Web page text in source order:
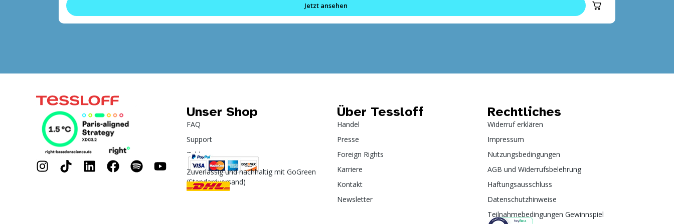
Jetzt ansehen
Unser Shop
FAQ
Support
Zahlung
Zuverlässig und nachhaltig mit GoGreen
(Standardversand)
Über Tessloff
Handel
Presse
Foreign Rights
Karriere
Kontakt
Newsletter
Rechtliches
Widerruf erklären
Impressum
Nutzungsbedingungen
AGB und Widerrufsbelehrung
Haftungsausschluss
Datenschutzhinweise
Teilnahmebedingungen Gewinnspiel